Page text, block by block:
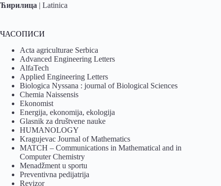
Ћирилица | Latinica
ЧАСОПИСИ
Acta agriculturae Serbica
Advanced Engineering Letters
AlfaTech
Applied Engineering Letters
Biologica Nyssana : journal of Biological Sciences
Chemia Naissensis
Ekonomist
Energija, ekonomija, ekologija
Glasnik za društvene nauke
HUMANOLOGY
Kragujevac Journal of Mathematics
MATCH – Communications in Mathematical and in
Computer Chemistry
Menadžment u sportu
Preventivna pedijatrija
Revizor